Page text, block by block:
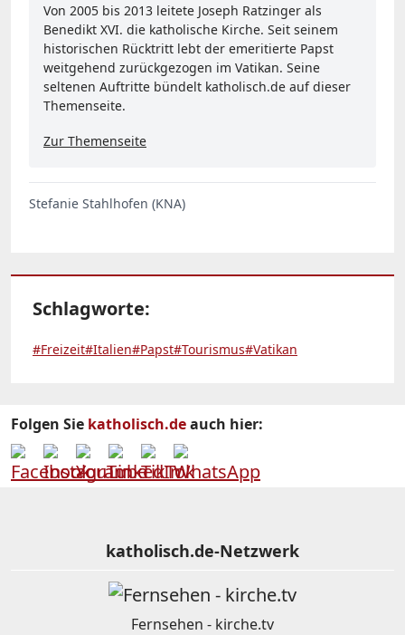
Von 2005 bis 2013 leitete Joseph Ratzinger als
Benedikt XVI. die katholische Kirche. Seit seinem
historischen Rücktritt lebt der emeritierte Papst
weitgehend zurückgezogen im Vatikan. Seine
seltenen Auftritte bündelt katholisch.de auf dieser
Themenseite.
Zur Themenseite
Stefanie Stahlhofen (KNA)
Schlagworte:
#Freizeit#Italien#Papst#Tourismus#Vatikan
Folgen Sie katholisch.deauch hier:
katholisch.de-Netzwerk
Fernsehen - kirche.tv